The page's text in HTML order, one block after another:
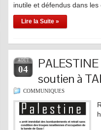
inutile et défendus dans
Lire la Suite »
AOÛT
04
soutien à
COMMUNIQUES